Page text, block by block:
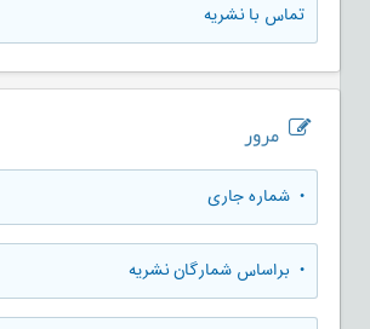
تماس با نشریه
مرور
• شماره جاری
• براساس شمارگان نشریه